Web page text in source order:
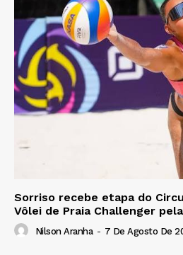
Sorriso recebe etapa do
Vôlei de Praia Challenger
Nilson Aranha - 7 De Agosto De